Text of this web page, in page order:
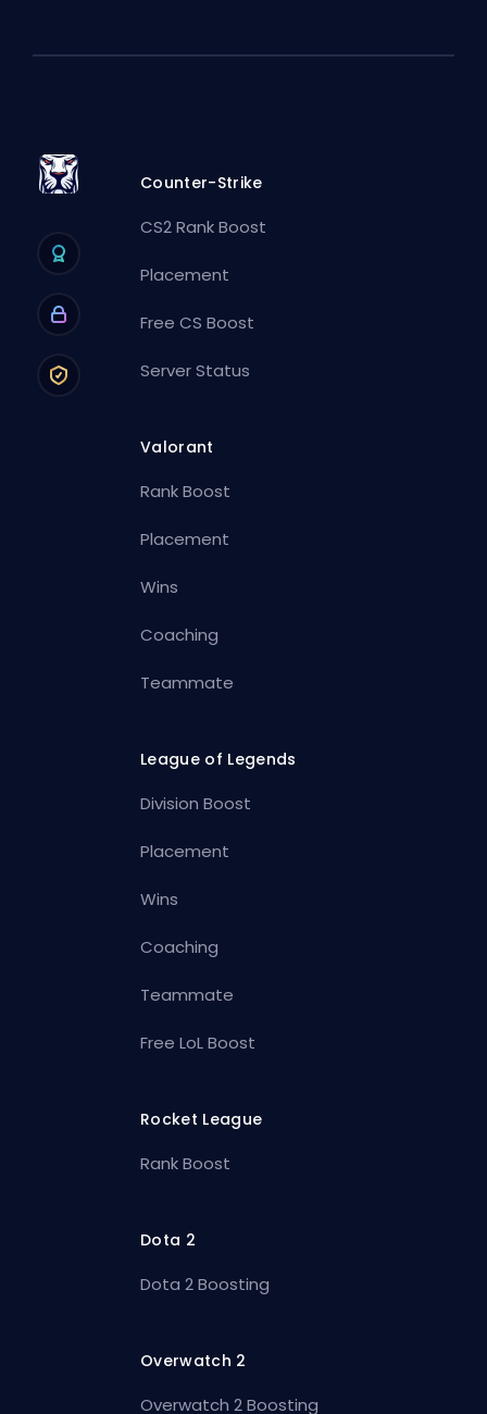
Counter-Strike
CS2 Rank Boost
Placement
Free CS Boost
Server Status
Valorant
Rank Boost
Placement
Wins
Coaching
Teammate
League of Legends
Division Boost
Placement
Wins
Coaching
Teammate
Free LoL Boost
Rocket League
Rank Boost
Dota 2
Dota 2 Boosting
Overwatch 2
Overwatch 2 Boosting